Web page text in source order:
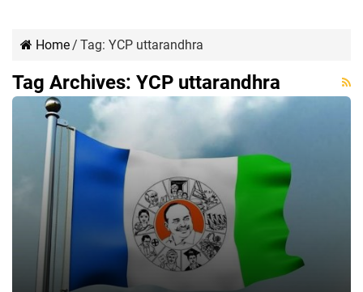
Home/ Tag: YCP uttarandhra
Tag Archives: YCP uttarandhra